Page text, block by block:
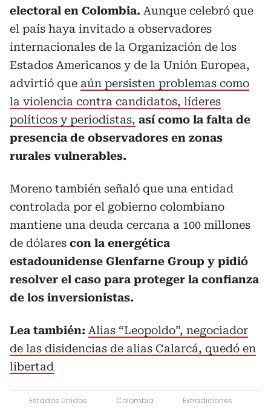
electoral en Colombia. Aunque celebró que
el país haya invitado a observadores
internacionales de la Organización de los
Estados Americanos y de la Unión Europea,
advirtió que aún persisten problemas como
la violencia contra candidatos, líderes
políticos y periodistas, así como la falta de
presencia de observadores en zonas
rurales vulnerables.
Moreno también señaló que una entidad
controlada por el gobierno colombiano
mantiene una deuda cercana a 100 millones
de dólares con la energética
estadounidense Glenfarne Group y pidió
resolver el caso para proteger la confianza
de los inversionistas.
Lea también: Alias “Leopoldo”, negociador
de las disidencias de alias Calarcá, quedó en
libertad
Estados Unidos Colombia
Extradiciones